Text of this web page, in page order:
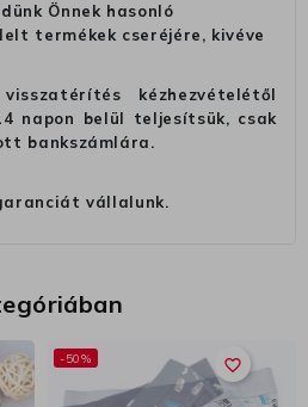
Önnek hasonló
termékek cseréjére, kivéve
kézhezvételétől
napon belül teljesítsük, csak
bankszámlára.
vállalunk.
favorite_border
-50%